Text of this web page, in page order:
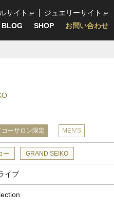
サイト
ジュエリーサイト
BLOG SHOP お問い合わせ
ーサロン限定 MEN'S
ー GRAND SEIKO
イブ